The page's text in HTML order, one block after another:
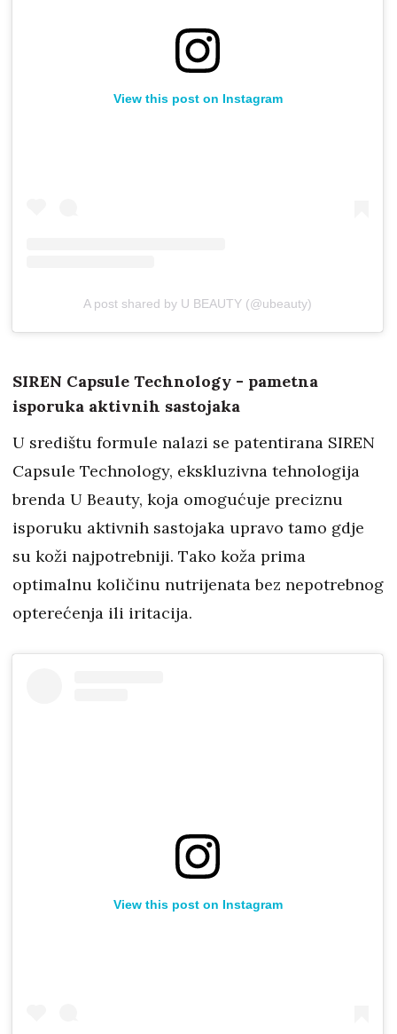
View this post on Instagram
A post shared by U BEAUTY (@ubeauty)
SIREN Capsule Technology - pametna
isporuka aktivnih sastojaka
U središtu formule nalazi se patentirana SIREN
Capsule Technology, ekskluzivna tehnologija
brenda U Beauty, koja omogućuje preciznu
isporuku aktivnih sastojaka upravo tamo gdje
su koži najpotrebniji. Tako koža prima
optimalnu količinu nutrijenata bez nepotrebnog
opterećenja ili iritacija.
View this post on Instagram